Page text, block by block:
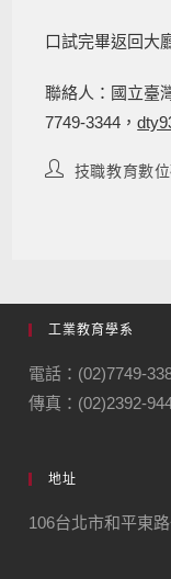
口試完畢返回大
聯絡人：國立臺
7749-3344，
技職教育數
工業教育學系
電話：(02)7749-
傳真：(02)2392-
地址
106台北市和平東